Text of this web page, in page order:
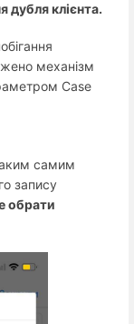
дубля клієнта.
механізм
Case
самим
запису
обрати